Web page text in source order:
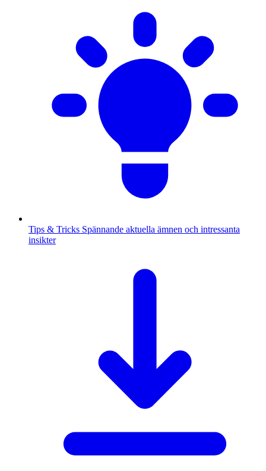
Tips & Tricks Spännande aktuella ämnen och intressanta
insikter